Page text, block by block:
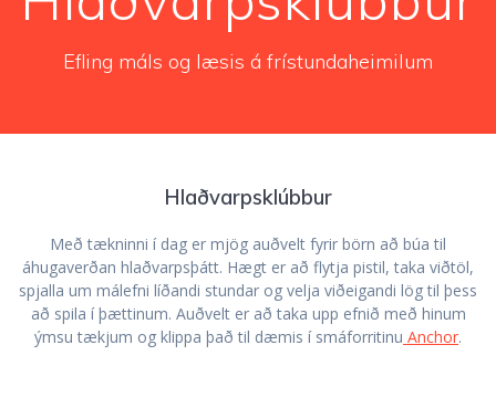
Efling máls og læsis á frístundaheimilum
Hlaðvarpsklúbbur
Með tækninni í dag er mjög auðvelt fyrir börn að búa til
áhugaverðan hlaðvarpsþátt. Hægt er að flytja pistil, taka viðtöl,
spjalla um málefni líðandi stundar og velja viðeigandi lög til þess
að spila í þættinum. Auðvelt er að taka upp efnið með hinum
ýmsu tækjum og klippa það til dæmis í smáforritinu Anchor.